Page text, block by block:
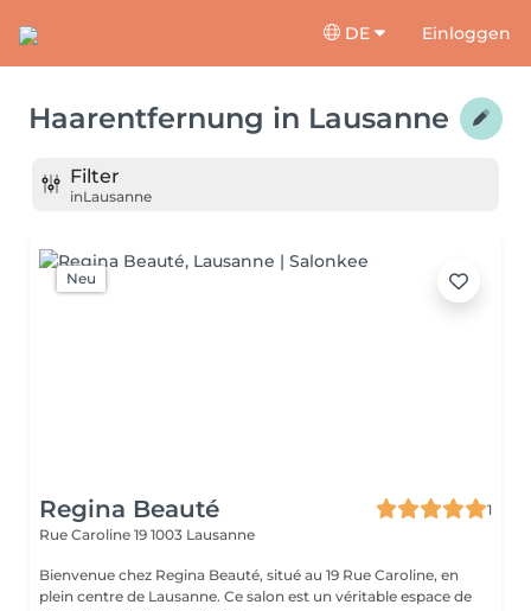
DE Einloggen
Haarentfernung in Lausanne
Filter
inLausanne
Neu
Regina Beauté
1
Rue Caroline 19 1003 Lausanne
Bienvenue chez Regina Beauté, situé au 19 Rue Caroline, en
plein centre de Lausanne. Ce salon est un véritable espace de